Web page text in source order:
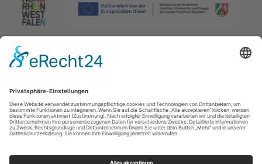
Impressum|Datenschutzerklärung|Barrierefreiheitserklärung|
Kontakt